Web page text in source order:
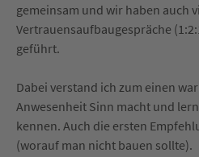
gemeinsam und wir haben auch
Vertrauensaufbaugespräche
geführt.
Dabei verstand ich zum einen
Anwesenheit Sinn macht und
kennen. Auch die ersten
(worauf man nicht bauen sollte).